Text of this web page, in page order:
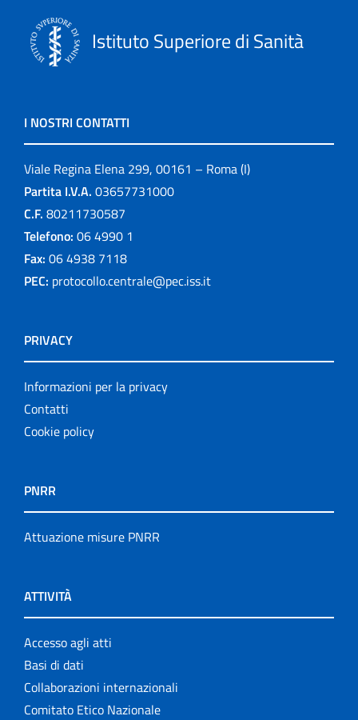
Istituto Superiore di Sanità
I NOSTRI CONTATTI
Viale Regina Elena 299, 00161 – Roma (I)
Partita I.V.A. 03657731000
C.F. 80211730587
Telefono: 06 4990 1
Fax: 06 4938 7118
PEC: protocollo.centrale@pec.iss.it
PRIVACY
Informazioni per la privacy
Contatti
Cookie policy
PNRR
Attuazione misure PNRR
ATTIVITÀ
Accesso agli atti
Basi di dati
Collaborazioni internazionali
Comitato Etico Nazionale